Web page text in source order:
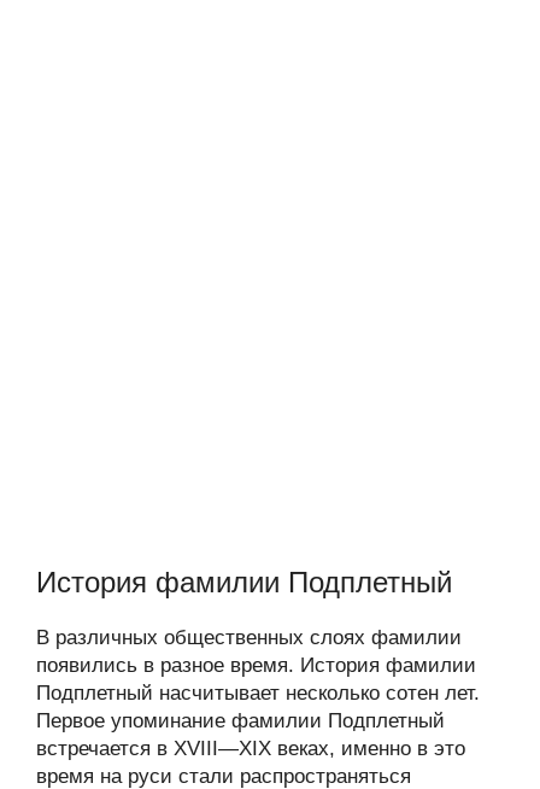
История фамилии Подплетный
В различных общественных слоях фамилии
появились в разное время. История фамилии
Подплетный насчитывает несколько сотен лет.
Первое упоминание фамилии Подплетный
встречается в XVIII—XIX веках, именно в это
время на руси стали распространяться